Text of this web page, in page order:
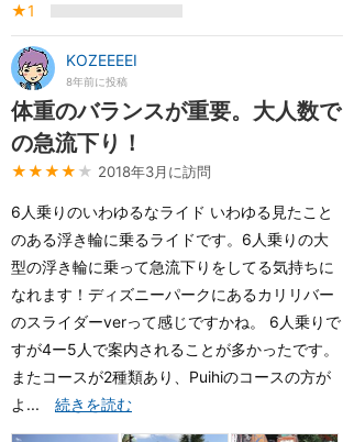
★1
KOZEEEEI
8年前に投稿
体重のバランスが重要。大人数で
の急流下り！
★★★★ ★ 2018年3月に訪問
6人乗りのいわゆるなライド いわゆる見たこと
のある浮き輪に乗るライドです。6人乗りの大
型の浮き輪に乗って急流下りをしてる気持ちに
なれます！ディズニーパークにあるカリリバー
のスライダーverって感じですかね。 6人乗りで
すが4ー5人で案内されることが多かったです。
またコースが2種類あり、Puihiのコースの方が
よ... 続きを読む